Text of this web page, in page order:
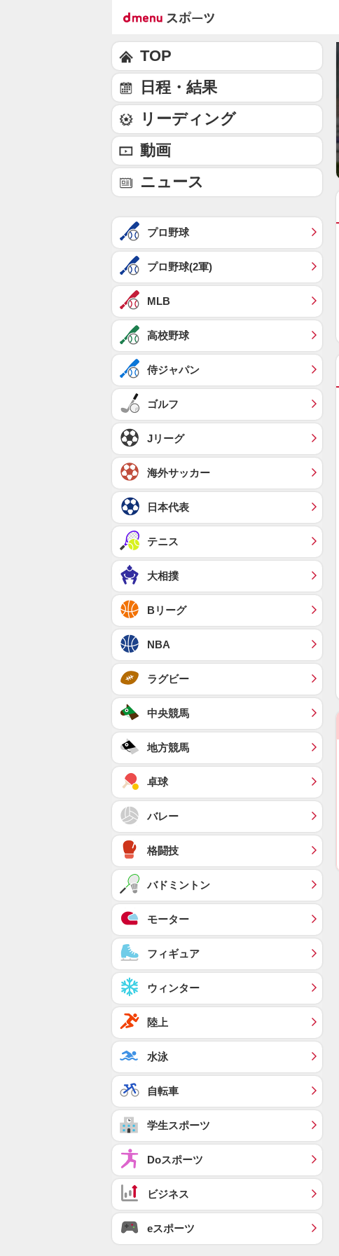
TOP
日程・結果
リーディング
動画
ニュース
プロ野球
プロ野球(2軍)
MLB
高校野球
侍ジャパン
ゴルフ
Jリーグ
海外サッカー
日本代表
テニス
大相撲
Bリーグ
NBA
ラグビー
中央競馬
地方競馬
卓球
バレー
格闘技
バドミントン
モーター
フィギュア
ウィンター
陸上
水泳
自転車
学生スポーツ
Doスポーツ
ビジネス
eスポーツ